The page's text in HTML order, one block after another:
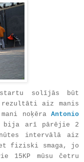
startu solījās būt
aiz manis
noķēra Antonio
bija arī pārējie 2
intervālā aiz
fiziski smaga, jo
15KP mūsu četru